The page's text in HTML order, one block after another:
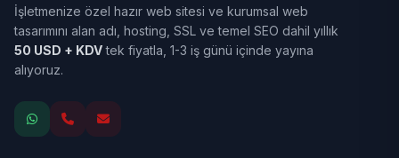
İşletmenize özel hazır web sitesi ve kurumsal web
tasarımını alan adı, hosting, SSL ve temel SEO dahil yıllık
50 USD + KDVtek fiyatla, 1-3 iş günü içinde yayına
alıyoruz.